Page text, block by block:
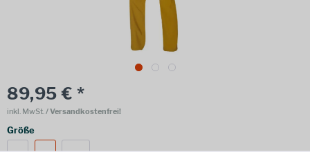
89,95 € *
inkl. MwSt./ Versandkostenfrei!
Größe